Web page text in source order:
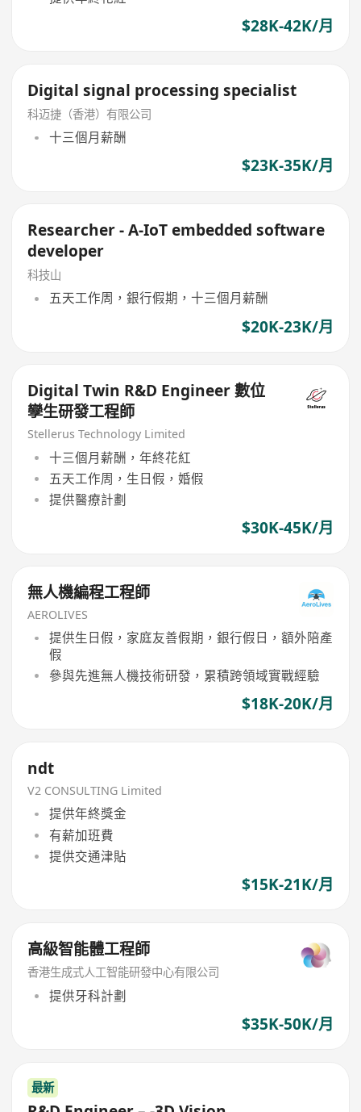
$28K-42K/月
Digital signal processing specialist
科迈捷（香港）有限公司
十三個月薪酬
$23K-35K/月
Researcher - A-IoT embedded software
developer
科技山
五天工作周，銀行假期，十三個月薪酬
$20K-23K/月
Digital Twin R&D Engineer 數位
孿生研發工程師
Stellerus Technology Limited
十三個月薪酬，年終花紅
五天工作周，生日假，婚假
提供醫療計劃
$30K-45K/月
無人機編程工程師
AEROLIVES
提供生日假，家庭友善假期，銀行假日，額外陪產
假
參與先進無人機技術研發，累積跨領域實戰經驗
$18K-20K/月
ndt
V2 CONSULTING Limited
提供年終獎金
有薪加班費
提供交通津貼
$15K-21K/月
高級智能體工程師
香港生成式人工智能研發中心有限公司
提供牙科計劃
$35K-50K/月
最新